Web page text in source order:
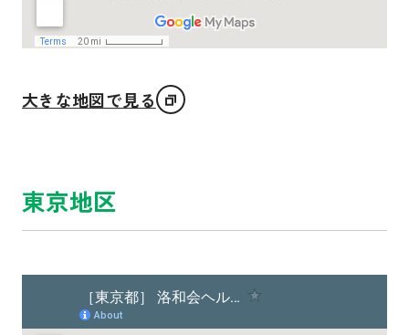
大きな地図で見る
東京地区